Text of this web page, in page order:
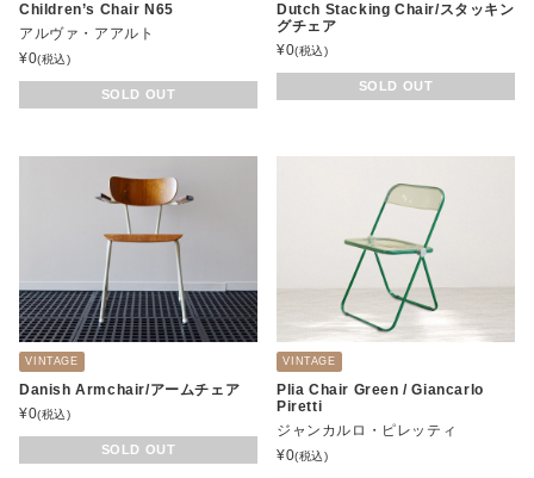
Children’s Chair N65
アルヴァ・アアルト
¥0(税込)
SOLD OUT
Dutch Stacking Chair/スタッキン
グチェア
¥0(税込)
SOLD OUT
VINTAGE
Danish Armchair/アームチェア
¥0(税込)
SOLD OUT
VINTAGE
Plia Chair Green / Giancarlo
Piretti
ジャンカルロ・ピレッティ
¥0(税込)